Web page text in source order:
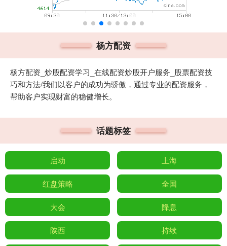
杨方配资
杨方配资_炒股配资学习_在线配资炒股开户服务_股票配资技
巧和方法/我们以客户的成功为骄傲，通过专业的配资服务，
帮助客户实现财富的稳健增长。
话题标签
启动 上海
红盘策略 全国
大会 降息
陕西 持续